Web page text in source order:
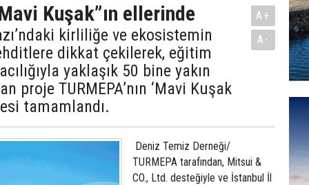
Kuşak”ın ellerinde
kirliliğe ve ekosistemin
dikkat çekilerek, eğitim
yaklaşık 50 bine yakın
proje TURMEPA’nın ‘Mavi Kuşak
tamamlandı.
A+
A-
Deniz Temiz Derneği/
TURMEPA tarafından, Mitsui &
CO., Ltd. desteğiyle ve İstanbul İl